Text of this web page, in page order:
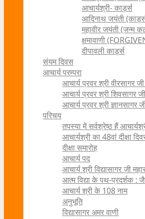
आचार्यश्री- कार्ड्स
आदिनाथ जयंती
महावीर जयंती (जन्म
क्षमावाणी
दीपावली कार्ड्स
संयम दिवस
आचार्य परम्परा
आचार्य प्रवर श्री वीरसागर
आचार्य प्रवर श्री शिवसागर
आचार्य प्रवर श्री ज्ञानसागर
परिचय
तपस्या में सर्वश्रेष्ठ हैं
आचार्यश्री का 48वां दीक्षा
दीक्षा समारोह
आचार्य पद
आचार्य श्री विद्यासागर जी
आत्म विद्या के पथ-प्रदर्शक :
आचार्य श्री के 108 नाम
अनुभूति
विद्यासागर अमर वाणी